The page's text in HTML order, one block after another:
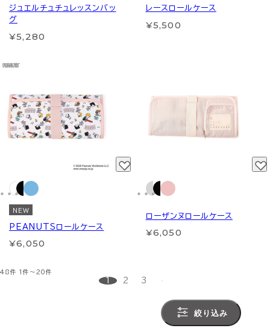
ジュエルチュチュレッスンバッ
グ
¥5,280
レースロールケース
¥5,500
NEW
PEANUTSロールケース
¥6,050
ローザンヌロールケース
¥6,050
48件 1件～20件
1 2 3
絞り込み